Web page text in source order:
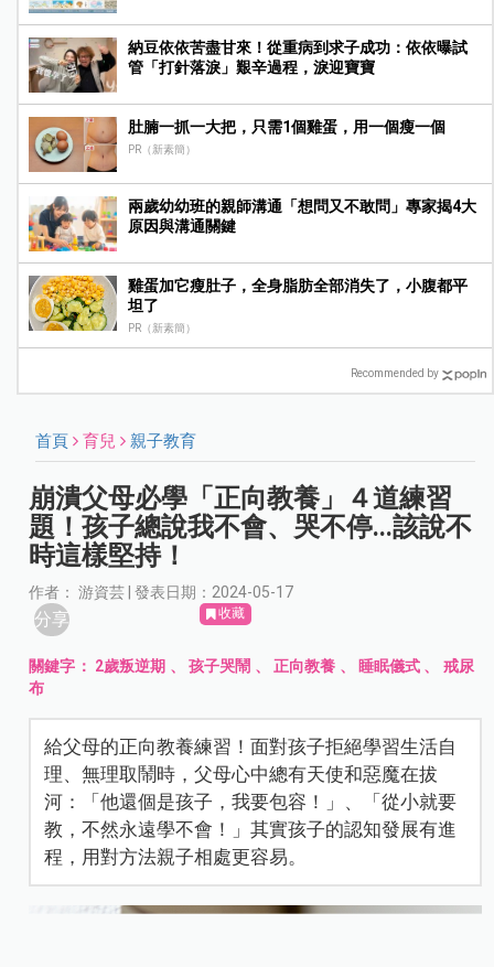
納豆依依苦盡甘來！從重病到求子成功：依依曝試
管「打針落淚」艱辛過程，淚迎寶寶
肚腩一抓一大把，只需1個雞蛋，用一個瘦一個
PR（新素簡）
兩歲幼幼班的親師溝通「想問又不敢問」專家揭4大
原因與溝通關鍵
雞蛋加它瘦肚子，全身脂肪全部消失了，小腹都平
坦了
PR（新素簡）
Recommended by
首頁 育兒 親子教育
崩潰父母必學「正向教養」４道練習
題！孩子總說我不會、哭不停...該說不
時這樣堅持！
作者： 游資芸 | 發表日期：2024-05-17
分享 收藏
關鍵字： 2歲叛逆期 、 孩子哭鬧 、 正向教養 、 睡眠儀式 、 戒尿
布
給父母的正向教養練習！面對孩子拒絕學習生活自
理、無理取鬧時，父母心中總有天使和惡魔在拔
河：「他還個是孩子，我要包容！」、「從小就要
教，不然永遠學不會！」其實孩子的認知發展有進
程，用對方法親子相處更容易。